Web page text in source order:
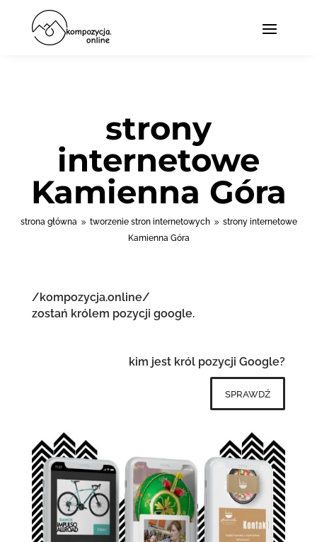
strony
internetowe
Kamienna Góra
strona główna 9 tworzenie stron internetowych 9 strony internetowe
Kamienna Góra
/kompozycja.online/
zostań królem pozycji google.
kim jest król pozycji Google?
sprawdź